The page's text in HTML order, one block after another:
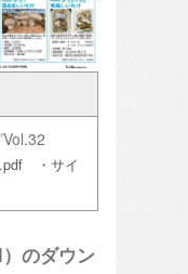
・サイ
のダウン